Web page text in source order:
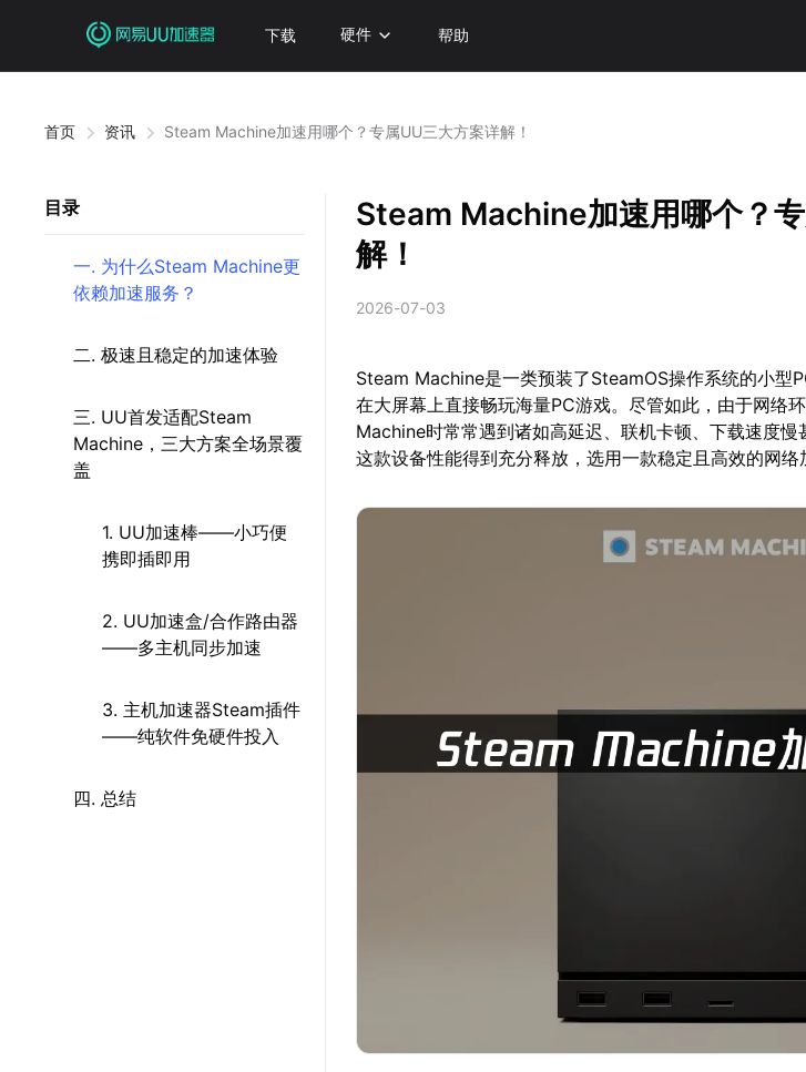
下载 硬件 帮助
首页 资讯 Steam Machine加速用哪个？专属UU三大方案详解！
目录
一. 为什么Steam Machine更
依赖加速服务？
二. 极速且稳定的加速体验
三. UU首发适配Steam
Machine，三大方案全场景覆
盖
1. UU加速棒——小巧便
携即插即用
2. UU加速盒/合作路由器
——多主机同步加速
3. 主机加速器Steam插件
——纯软件免硬件投入
四. 总结
Steam Machine加速用哪个？
解！
2026-07-03
Steam Machine是一类预装了SteamOS操作系统的小型
在大屏幕上直接畅玩海量PC游戏。尽管如此，由于网络
Machine时常常遇到诸如高延迟、联机卡顿、下载速度
这款设备性能得到充分释放，选用一款稳定且高效的网络